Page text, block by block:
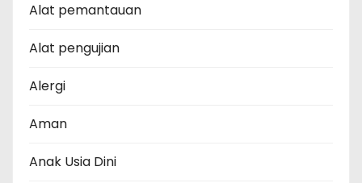
Alat pemantauan
Alat pengujian
Alergi
Aman
Anak Usia Dini